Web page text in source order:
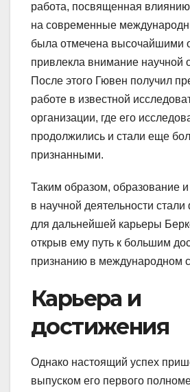
работа, посвященная
на современные
была отмечена высочайшими
привлекла внимание научной
После этого Гювен получил
работе в известной
организации, где его
продолжились и стали еще
признанными.
Таким образом, образование
в научной деятельности
для дальнейшей карьеры
открыв ему путь к большим
признанию в международном
Карьера и
достижения
Однако настоящий успех
выпуском его первого